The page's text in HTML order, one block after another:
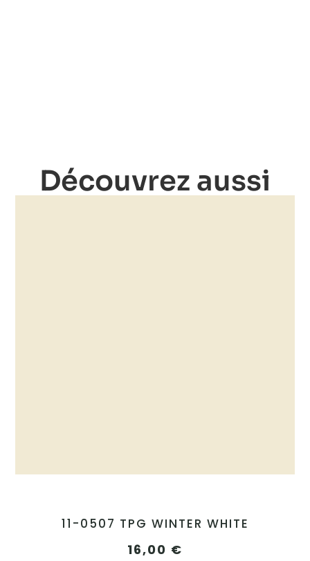
Découvrez aussi
11-0507 TPG WINTER WHITE
16,00 €